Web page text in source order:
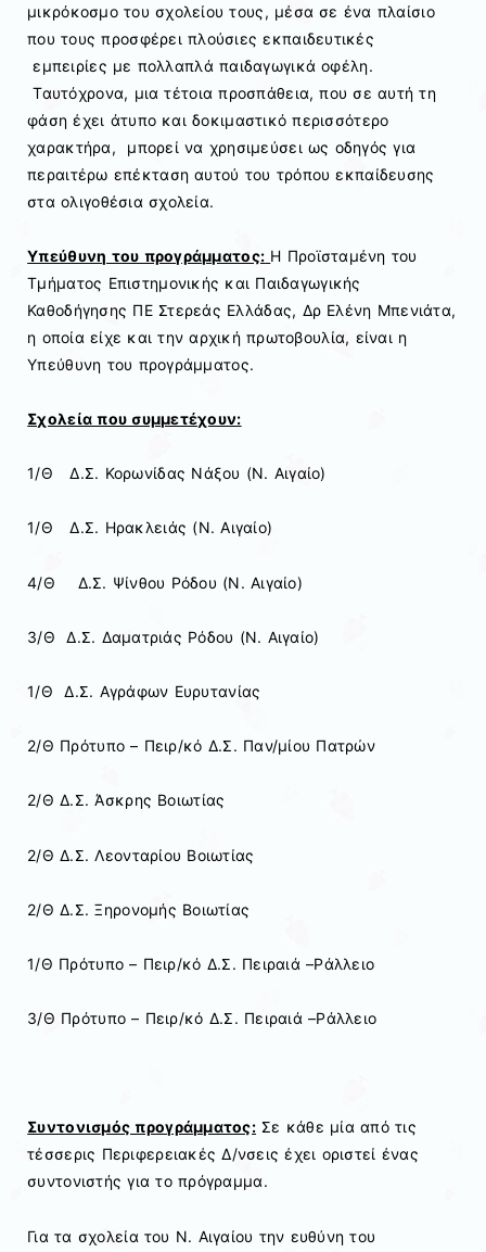
μικρόκοσμο του σχολείου τους, μέσα σε ένα πλαίσιο
που τους προσφέρει πλούσιες εκπαιδευτικές
εμπειρίες με πολλαπλά παιδαγωγικά οφέλη.
Ταυτόχρονα, μια τέτοια προσπάθεια, που σε αυτή τη
φάση έχει άτυπο και δοκιμαστικό περισσότερο
χαρακτήρα, μπορεί να χρησιμεύσει ως οδηγός για
περαιτέρω επέκταση αυτού του τρόπου εκπαίδευσης
στα ολιγοθέσια σχολεία.
Υπεύθυνη του προγράμματος: Η Προϊσταμένη του
Τμήματος Επιστημονικής και Παιδαγωγικής
Καθοδήγησης ΠΕ Στερεάς Ελλάδας, Δρ Ελένη Μπενιάτα,
η οποία είχε και την αρχική πρωτοβουλία, είναι η
Υπεύθυνη του προγράμματος.
Σχολεία που συμμετέχουν:
1/Θ Δ.Σ. Κορωνίδας Νάξου (Ν. Αιγαίο)
1/Θ Δ.Σ. Ηρακλειάς (Ν. Αιγαίο)
4/Θ Δ.Σ. Ψίνθου Ρόδου (Ν. Αιγαίο)
3/Θ Δ.Σ. Δαματριάς Ρόδου (Ν. Αιγαίο)
1/Θ Δ.Σ. Αγράφων Ευρυτανίας
2/Θ Πρότυπο – Πειρ/κό Δ.Σ. Παν/μίου Πατρών
2/Θ Δ.Σ. Άσκρης Βοιωτίας
2/Θ Δ.Σ. Λεονταρίου Βοιωτίας
2/Θ Δ.Σ. Ξηρονομής Βοιωτίας
1/Θ Πρότυπο – Πειρ/κό Δ.Σ. Πειραιά –Ράλλειο
3/Θ Πρότυπο – Πειρ/κό Δ.Σ. Πειραιά –Ράλλειο
Συντονισμός προγράμματος: Σε κάθε μία από τις
τέσσερις Περιφερειακές Δ/νσεις έχει οριστεί ένας
συντονιστής για το πρόγραμμα.
Για τα σχολεία του Ν. Αιγαίου την ευθύνη του